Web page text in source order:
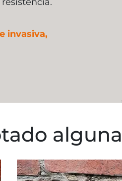
invasiva,